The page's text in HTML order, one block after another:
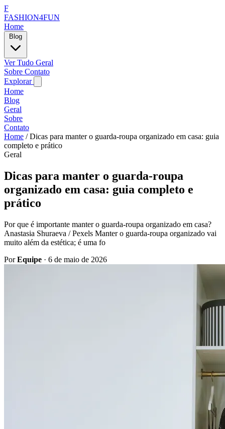
F
FASHION4FUN
Home
Ver Tudo Geral
Sobre Contato
Explorar
Home
Blog
Geral
Sobre
Contato
Home / Dicas para manter o guarda-roupa organizado em casa: guia
completo e prático
Geral
Dicas para manter o guarda-roupa
organizado em casa: guia completo e
prático
Por que é importante manter o guarda-roupa organizado em casa?
Anastasia Shuraeva / Pexels Manter o guarda-roupa organizado vai
muito além da estética; é uma fo
PorEquipe · 6 de maio de 2026